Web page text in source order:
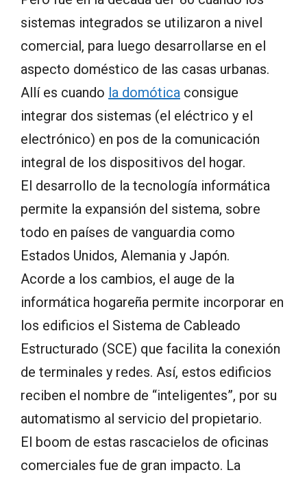
sistemas integrados se utilizaron a nivel
comercial, para luego desarrollarse en el
aspecto doméstico de las casas urbanas.
Allí es cuando la domótica consigue
integrar dos sistemas (el eléctrico y el
electrónico) en pos de la comunicación
integral de los dispositivos del hogar.
El desarrollo de la tecnología informática
permite la expansión del sistema, sobre
todo en países de vanguardia como
Estados Unidos, Alemania y Japón.
Acorde a los cambios, el auge de la
informática hogareña permite incorporar en
los edificios el Sistema de Cableado
Estructurado (SCE) que facilita la conexión
de terminales y redes. Así, estos edificios
reciben el nombre de “inteligentes”, por su
automatismo al servicio del propietario.
El boom de estas rascacielos de oficinas
comerciales fue de gran impacto. La